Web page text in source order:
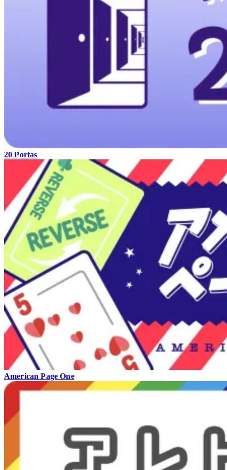
20 Portas
American Page One